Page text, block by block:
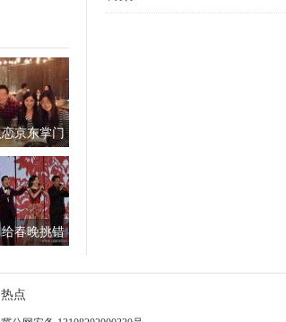
京东掌门
万别找大
春晚挑错
热点